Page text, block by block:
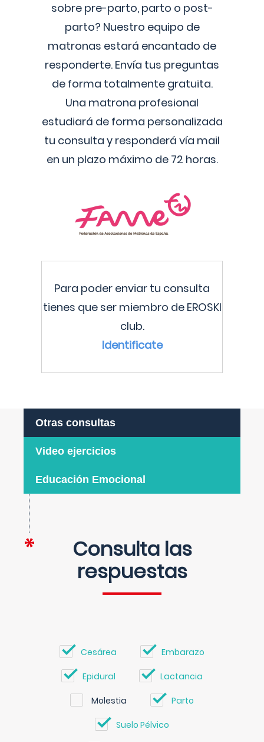
sobre pre-parto, parto o post-
parto? Nuestro equipo de
matronas estará encantado de
responderte. Envía tus preguntas
de forma totalmente gratuita.
Una matrona profesional
estudiará de forma personalizada
tu consulta y responderá vía mail
en un plazo máximo de 72 horas.
Para poder enviar tu consulta
tienes que ser miembro de EROSKI
club.
Identificate
Otras consultas
Video ejercicios
Educación Emocional
Consulta las
respuestas
Cesárea Embarazo
Epidural Lactancia
Molestia Parto
Suelo Pélvico